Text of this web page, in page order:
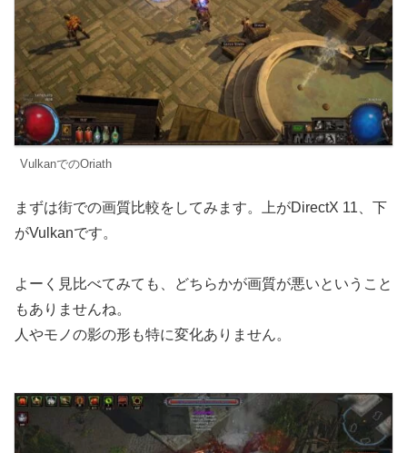
VulkanでのOriath
まずは街での画質比較をしてみます。上がDirectX 11、下
がVulkanです。
よーく見比べてみても、どちらかが画質が悪いということ
もありませんね。
人やモノの影の形も特に変化ありません。